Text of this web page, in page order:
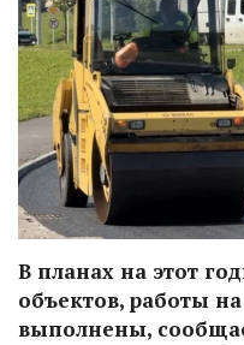
В планах на этот
объектов, работы
выполнены,